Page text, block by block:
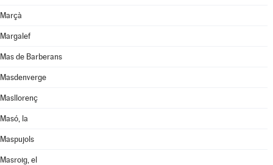
Marçà
Margalef
Mas de Barberans
Masdenverge
Masllorenç
Masó, la
Maspujols
Masroig, el